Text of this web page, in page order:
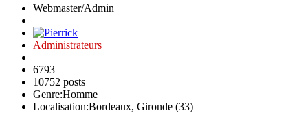
Webmaster/Admin
Administrateurs
6793
10752 posts
Genre:Homme
Localisation:Bordeaux, Gironde (33)